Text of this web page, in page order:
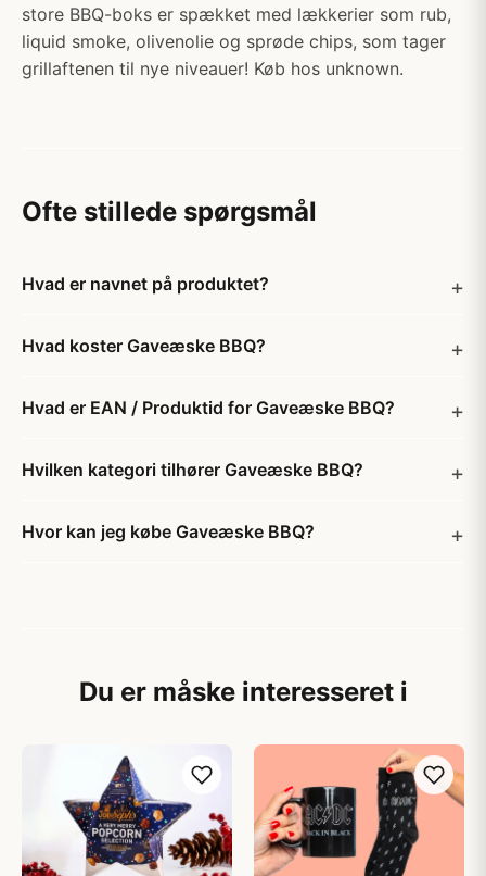
store BBQ-boks er spækket med lækkerier som rub,
liquid smoke, olivenolie og sprøde chips, som tager
grillaftenen til nye niveauer! Køb hos unknown.
Ofte stillede spørgsmål
Hvad er navnet på produktet?
Hvad koster Gaveæske BBQ?
Hvad er EAN / Produktid for Gaveæske BBQ?
Hvilken kategori tilhører Gaveæske BBQ?
Hvor kan jeg købe Gaveæske BBQ?
Du er måske interesseret i